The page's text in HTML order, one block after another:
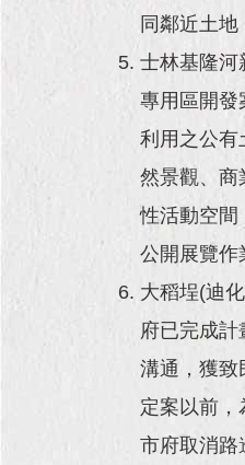
同鄰近土地
士林基隆河
專用區開發
利用之公有
然景觀、商
性活動空間
公開展覽作
大稻埕(迪
府已完成
溝通，獲致
定案以前，
市府取消路